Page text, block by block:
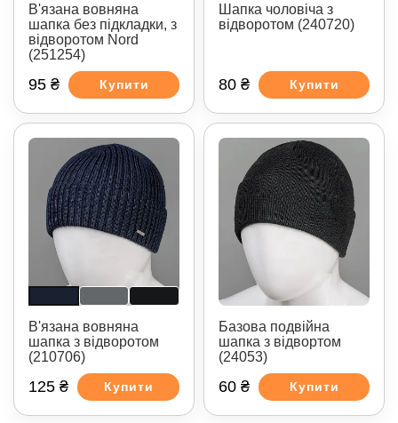
В'язана вовняна
шапка без підкладки, з
відворотом Nord
(251254)
95 ₴ Купити
Шапка чоловіча з
відворотом (240720)
80 ₴ Купити
В'язана вовняна
шапка з відворотом
(210706)
125 ₴ Купити
Базова подвійна
шапка з відвортом
(24053)
60 ₴ Купити